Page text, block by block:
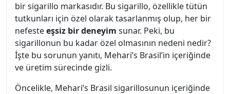
bir sigarillo markasıdır. Bu sigarillo, özellikle tütün
tutkunları için özel olarak tasarlanmış olup, her bir
nefesteeşsiz bir deneyim sunar. Peki, bu
sigarillonun bu kadar özel olmasının nedeni nedir?
İşte bu sorunun yanıtı, Mehari’s Brasil’in içeriğinde
ve üretim sürecinde gizli.
Öncelikle, Mehari’s Brasil sigarillosunun içeriğinde